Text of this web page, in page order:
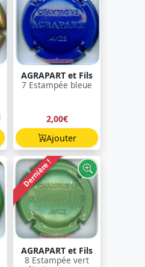
AGRAPART et Fils
7 Estampée bleue
2,00€
Ajouter
Dernière !
AGRAPART et Fils
8 Estampée vert